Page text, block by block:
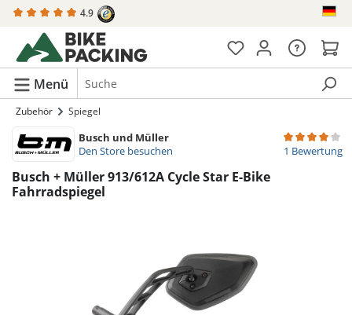
springen 4.9
Menü
Zubehör Spiegel
Busch und Müller
Den Store besuchen
Busch + Müller 913/612A Cycle Star E-Bike
Fahrradspiegel
1 Bewertung